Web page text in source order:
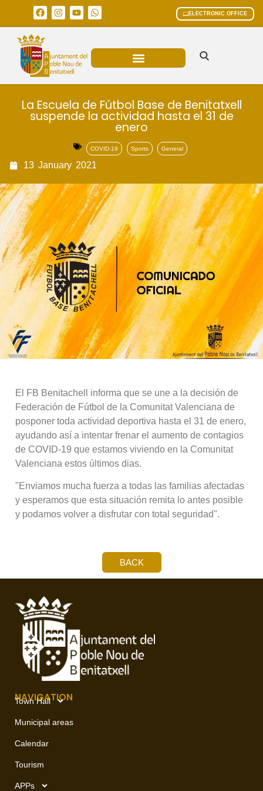
ELECTRONIC OFFICE
La Escuela de Fútbol Base de Benitatxell
suspende la actividad hasta el 31 de
enero
COVID-19 Sports General
13 January 2021
El FB Benitachell informa que se une a la decisión de
Federación de Fútbol de la Comunitat Valenciana de
posponer toda actividad deportiva hasta el 31 de enero,
ayudando así a intentar frenar el aumento de contagios
de COVID-19 que estamos viviendo en la Comunitat
Valenciana estos últimos dias.
"Enviamos mucha fuerza a todas las familias afectadas
y esperamos que esta situación remita lo antes posible
y podamos volver a disfrutar con total seguridad".
BACK
NAVIGATION
Town Hall
Municipal areas
Calendar
Tourism
APPs